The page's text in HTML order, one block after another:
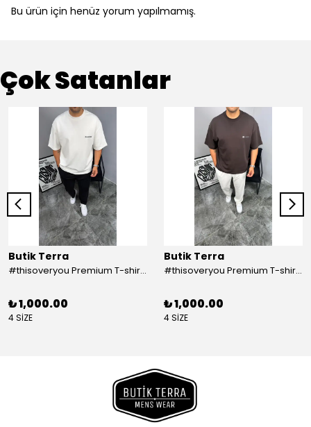
Bu ürün için henüz yorum yapılmamış.
Çok Satanlar
Butik Terra
#thisoveryou Premium T-shirt Beyaz
₺ 1,000.00
4 SİZE
Butik Terra
#thisoveryou Premium T-shirt Kahve
₺ 1,000.00
4 SİZE